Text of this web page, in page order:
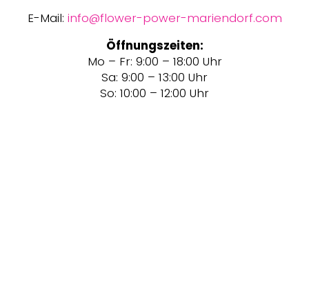
E-Mail: info@flower-power-mariendorf.com
Öffnungszeiten:
Mo – Fr: 9:00 – 18:00 Uhr
Sa: 9:00 – 13:00 Uhr
So: 10:00 – 12:00 Uhr